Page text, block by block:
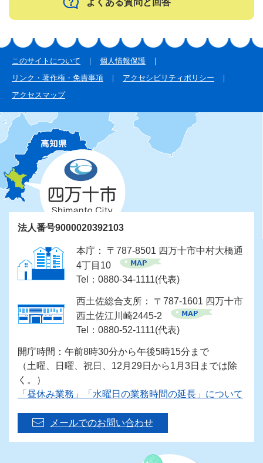
よくある質問と回答
このサイトについて
個人情報保護
リンク・著作権・免責事項
アクセシビリティポリシー
アクセスマップ
法人番号9000020392103
本庁： 〒787-8501 四万十市中村大橋通
4丁目10
Tel：0880-34-1111(代表)
西土佐総合支所： 〒787-1601 四万十市
西土佐江川崎2445-2
Tel：0880-52-1111(代表)
開庁時間：午前8時30分から午後5時15分まで
（土曜、日曜、祝日、12月29日から1月3日までは除
く。）
「昼休み業務」「水曜日の業務時間の延長」について
メールでのお問い合わせ